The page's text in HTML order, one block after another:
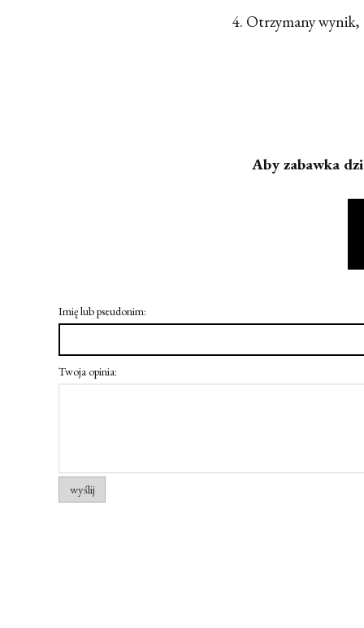
4. Otrzymany
Aby zabawka
Imię lub pseudonim:
Twoja opinia:
wyślij